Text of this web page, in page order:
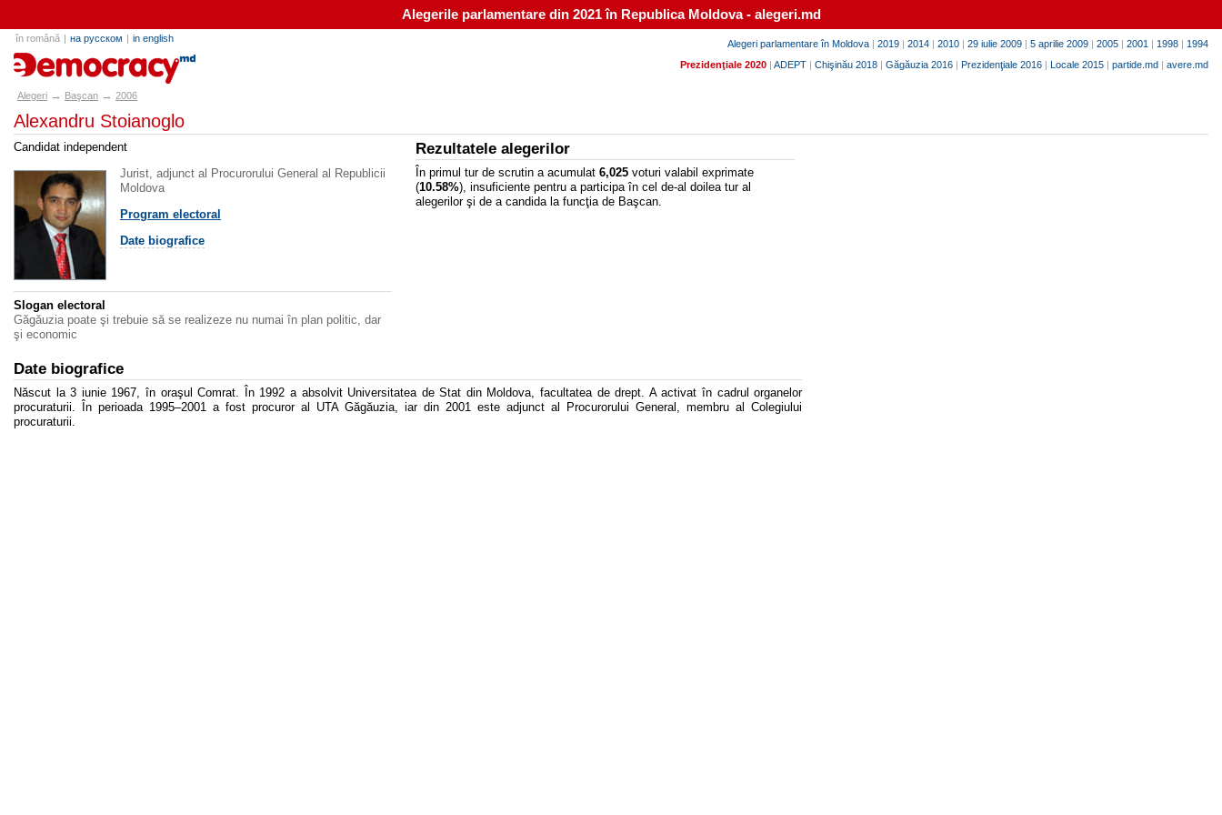
Alegerile parlamentare din 2021 în Republica Moldova - alegeri.md
Alegeri parlamentare în Moldova | 2019 | 2014 | 2010 | 29 iulie 2009 | 5 aprilie 2009 | 2005 | 2001 | 1998 | 1994
Prezidenţiale 2020 | ADEPT | Chişinău 2018 | Găgăuzia 2016 | Prezidenţiale 2016 | Locale 2015 | partide.md | avere.md
în română | на русском | in english
alegeri.md
Alegeri → Başcan → 2006
Alexandru Stoianoglo
Candidat independent
Jurist, adjunct al Procurorului General al Republicii
Moldova
Program electoral
Date biografice
Slogan electoral
Găgăuzia poate şi trebuie să se realizeze nu numai în plan politic, dar
şi economic
Rezultatele alegerilor
În primul tur de scrutin a acumulat6,025 voturi valabil exprimate
(10.58%), insuficiente pentru a participa în cel de-al doilea tur al
alegerilor şi de a candida la funcţia de Başcan.
Date biografice
Născut la 3 iunie 1967, în oraşul Comrat. În 1992 a absolvit Universitatea de Stat din Moldova, facultatea de drept. A activat în cadrul organelor
procuraturii. În perioada 1995–2001 a fost procuror al UTA Găgăuzia, iar din 2001 este adjunct al Procurorului General, membru al Colegiului
procuraturii.